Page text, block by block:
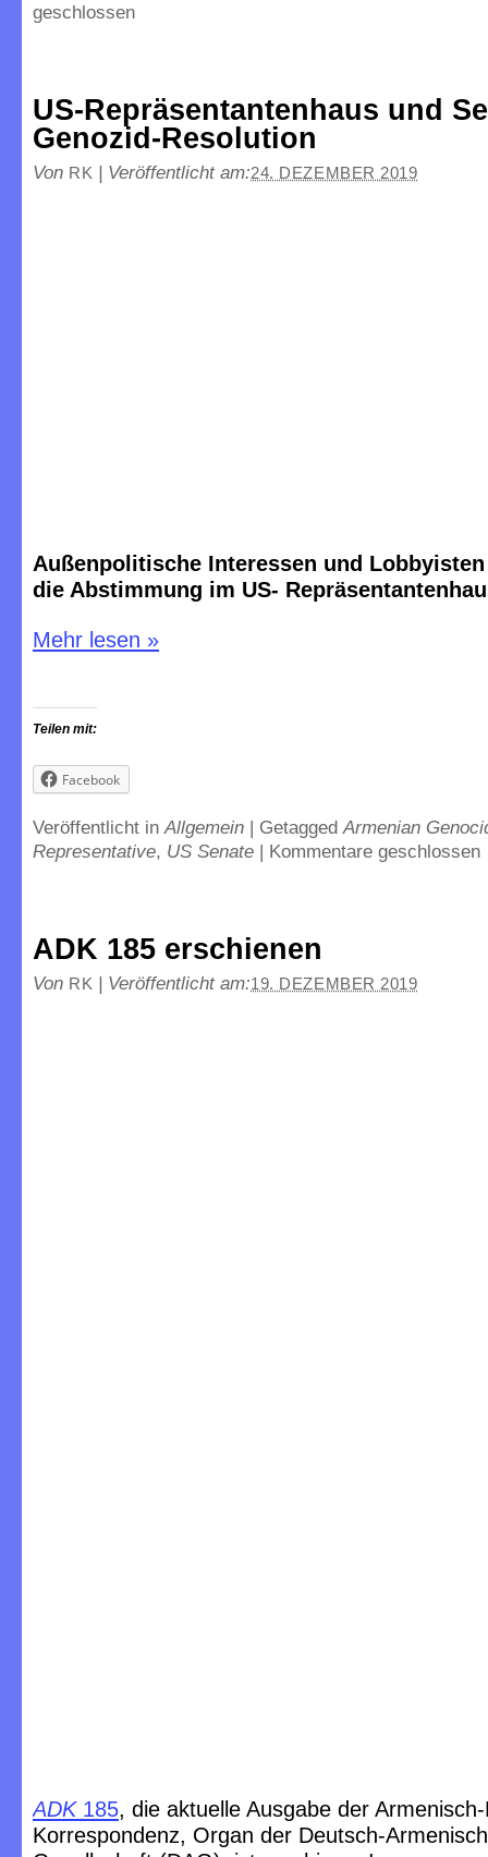
geschlossen
US-Repräsentantenhaus und
Genozid-Resolution
Von RK | Veröffentlicht am:24. DEZEMBER 2019
Außenpolitische Interessen und
die Abstimmung im US-
Mehr lesen »
Teilen mit:
Facebook
Veröffentlicht inAllgemein | GetaggedArmenian
Representative, US Senate | Kommentare geschlossen
ADK 185 erschienen
Von RK | Veröffentlicht am:19. DEZEMBER 2019
ADK185, die aktuelle Ausgabe der
Korrespondenz, Organ der Deutsch-